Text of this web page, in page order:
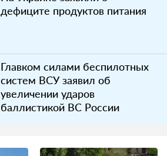
дефиците продуктов питания
Главком силами беспилотных
систем ВСУ заявил об
увеличении ударов
баллистикой ВС России